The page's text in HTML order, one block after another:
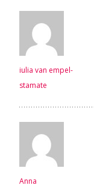
iulia van empel-
stamate
Anna